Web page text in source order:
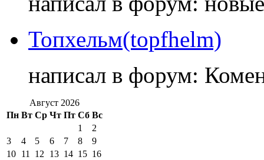
Топхельм(topfhelm)
написал в форум:
Август 2026
Пн Вт Ср Чт Пт Сб Вс
1
2
3
4 5 6 7 8
9
10 11 12 13 14 15 16